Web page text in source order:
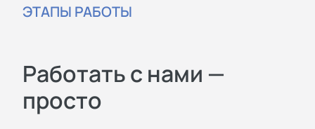
ЭТАПЫ РАБОТЫ
Работать с нами —
просто